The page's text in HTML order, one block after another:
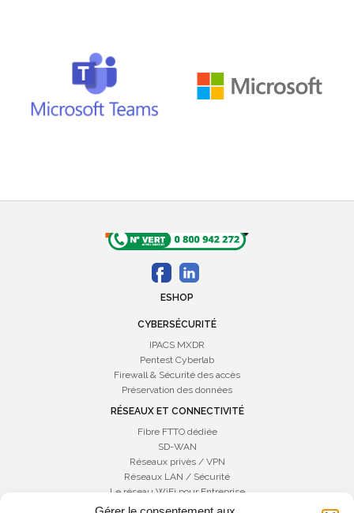
ESHOP
CYBERSÉCURITÉ
IPACS MXDR
Pentest Cyberlab
Firewall & Sécurité des accès
Préservation des données
RÉSEAUX ET CONNECTIVITÉ
Fibre FTTO dédiée
SD-WAN
Réseaux privès / VPN
Réseaux LAN / Sécurité
Le réseau WiFi pour Entreprise